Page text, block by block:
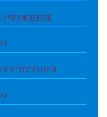
УЧРЕЖДЕНИЕ
АТТЕСТАЦИЯ